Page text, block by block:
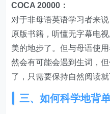
COCA 20000：
对于非母语英语学习者来
原版书籍，听懂无字幕电
美的地步了。但与母语使
然会有可能会遇到生词，
了，只需要保持自然阅读就
三、如何科学地背